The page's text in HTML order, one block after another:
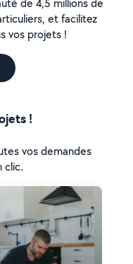
de 4,5 millions de
et facilitez
vos projets !
!
vos demandes
clic.